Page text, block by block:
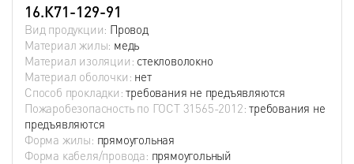
16.К71-129-91
Вид продукции: Провод
Материал жилы: медь
Материал изоляции: стекловолокно
Материал оболочки: нет
Способ прокладки:требования не предъявляются
Пожаробезопасность по ГОСТ 31565-2012:требования не
предъявляются
Форма жилы: прямоугольная
Форма кабеля/провода: прямоугольный